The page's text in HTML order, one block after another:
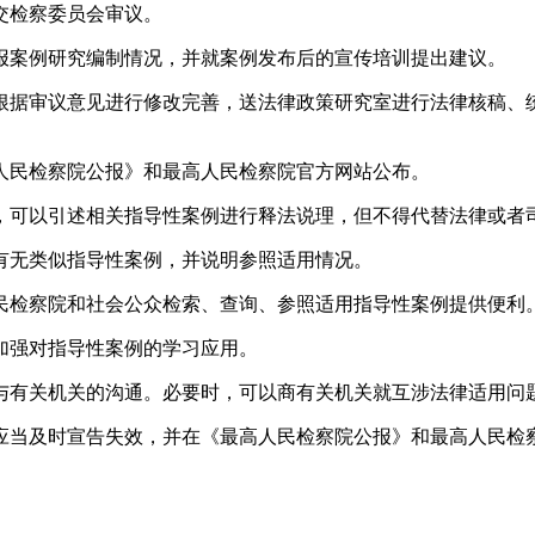
察委员会审议。
例研究编制情况，并就案例发布后的宣传培训提出建议。
审议意见进行修改完善，送法律政策研究室进行法律核稿、
检察院公报》和最高人民检察院官方网站公布。
以引述相关指导性案例进行释法说理，但不得代替法律或者
类似指导性案例，并说明参照适用情况。
察院和社会公众检索、查询、参照适用指导性案例提供便利
对指导性案例的学习应用。
关机关的沟通。必要时，可以商有关机关就互涉法律适用问
及时宣告失效，并在《最高人民检察院公报》和最高人民检